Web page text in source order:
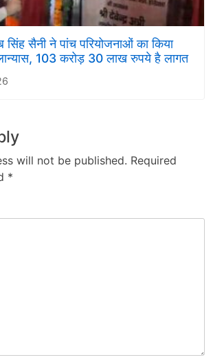
सिंह सैनी ने पांच परियोजनाओं का किया
103 करोड़ 30 लाख रुपये है लागत
will not be published. Required
*